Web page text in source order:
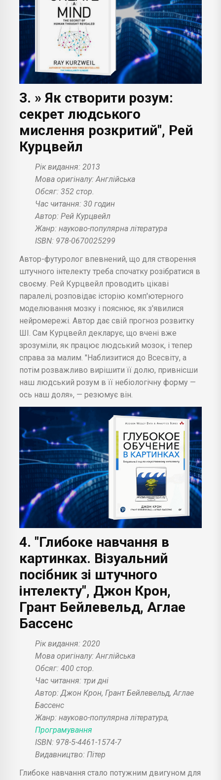
3. » Як створити розум:
секрет людського
мислення розкритий", Рей
Курцвейл
Рік видання: 2013
Мова оригіналу: Англійська
Обсяг: 352 стор.
Час читання: 30 годин
Автор: Рей Курцвейл
Жанр: науково-популярна література
ISBN: 978-0670025299
Автор-футуролог впевнений, що для створення
штучного інтелекту треба спочатку розібратися в
своєму. Рей Курцвейл проводить цікаві
паралелі, розповідає історію комп'ютерного
моделювання мозку і пояснює, як з'явилися
нейромережі. Автор дає свій прогноз розвитку
ШІ. Сам Курцвейл декларує, що вчені вже
зрозуміли, як працює людський мозок, і тепер
справа за малим. "Наблизитися до Всесвіту, а
потім розважливо вирішити її долю, привнісши
наш людський розум в її небіологічну форму —
ось наш доля», — резюмує він.
4. "Глибоке навчання в
картинках. Візуальний
посібник зі штучного
інтелекту", Джон Крон,
Грант Бейлевельд, Аглае
Бассенс
Рік видання: 2020
Мова оригіналу: Англійська
Обсяг: 400 стор.
Час читання: три дні
Автор: Джон Крон, Грант Бейлевельд, Аглае
Бассенс
Жанр: науково-популярна література,
Програмування
ISBN: 978-5-4461-1574-7
Видавництво: Пітер
Глибоке навчання стало потужним двигуном для